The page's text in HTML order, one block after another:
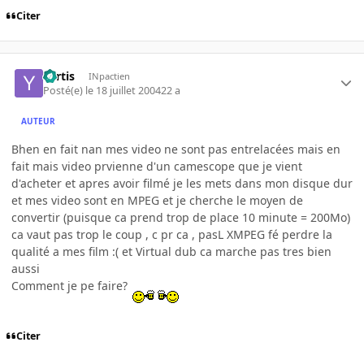
Citer
Yartis INpactien
Posté(e) le 18 juillet 200422 a
AUTEUR
Bhen en fait nan mes video ne sont pas entrelacées mais en
fait mais video prvienne d'un camescope que je vient
d'acheter et apres avoir filmé je les mets dans mon disque dur
et mes video sont en MPEG et je cherche le moyen de
convertir (puisque ca prend trop de place 10 minute = 200Mo)
ca vaut pas trop le coup , c pr ca , pasL XMPEG fé perdre la
qualité a mes film :( et Virtual dub ca marche pas tres bien
aussi
Comment je pe faire?
Citer